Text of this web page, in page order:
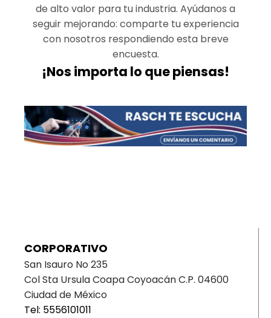
de alto valor para tu industria. Ayúdanos a
seguir mejorando: comparte tu experiencia
con nosotros respondiendo esta breve
encuesta.
¡Nos importa lo que piensas!
CORPORATIVO
San Isauro No 235
Col Sta Ursula Coapa Coyoacán C.P. 04600
Ciudad de México
Tel: 5556101011